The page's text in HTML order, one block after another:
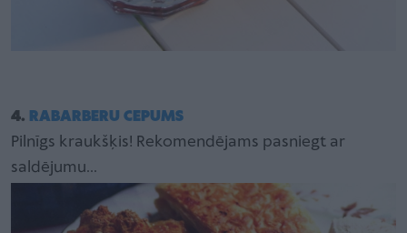
4. RABARBERU CEPUMS
Pilnīgs kraukšķis! Rekomendējams pasniegt ar
saldējumu...